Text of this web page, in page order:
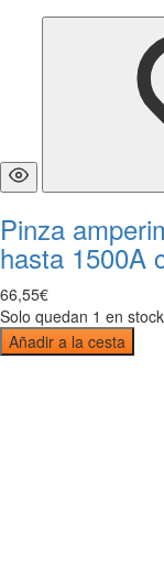
Pinza
hasta 1500A
66,55€
Solo quedan 1 en stock
Añadir a la cesta